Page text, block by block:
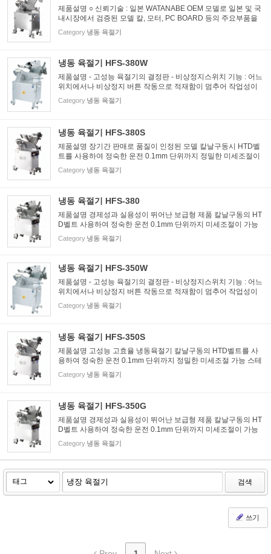
제품설명 ○ 신뢰기술 : 일본 WATANABE OEM 모델로 일본 및 국
내시장에서 검증된 모델 칼, 모터, PC BOARD 등의 주요부품을
일본 제품화하여 정밀제작된 최고급 모델 ○ 간편조작 : 0.1mm단
위까지 정밀한 두께조절 가능 ○ 청결설계 : 위생을 고려한 구조설
Category 냉동 육절기
냉동 육절기 HFS-380W
제품설명 - 고성능 육절기의 결정판 - 비상정지스위치 기능 : 어느
위치에서나 비상정지 버튼 작동으로 적재함이 멈추어 작업성이
편리함 - 원터치식으로 간편한 횡누름장치(특허출원) - 칼날 구동
시 HTD벨트를 사용하여 정숙한 운전 - 0.1mm 단위까지 정밀히...
Category 냉동 육절기
냉동 육절기 HFS-380S
제품설명 장기간 판매로 품질이 인정된 모델 칼날구동시 HTD벨
트를 사용하여 정숙한 운전 0.1mm 단위까지 정밀한 미세조절이
가능 스테인레스계열의 특수강으로 된 칼날 채용으로 내구성이
강함 (독일 G&B사 독점 공급 사용) 알룸미늄 재질에서 최고급
Category 냉동 육절기
냉동 육절기 HFS-380
제품설명 경제성과 실용성이 뛰어난 보급형 제품 칼날구동의 HT
D벨트 사용하여 정숙한 운전 0.1mm 단위까지 미세조절이 가능
스테인레스계열의 특수강으로 된 칼날 채용으로 내구성이 강함
(독일제 칼 옵션) 알루미늄 재질중 최고급 재질인 7A를 사형주조
Category 냉동 육절기
냉동 육절기 HFS-350W
제품설명 - 고성능 육절기의 결정판 - 비상정지스위치 기능 : 어느
위치에서나 비상정지 버튼 작동으로 적재함이 멈추어 작업성이
편리함 - 원터치식으로 간편한 횡누름장치(특허출원) - 칼날 구동
시 HTD벨트를 사용하여 정숙한 운전 - 0.1mm 단위까지 정밀히...
Category 냉동 육절기
냉동 육절기 HFS-350S
제품설명 고성능 고효율 냉동육절기 칼날구동의 HTD벨트를 사
용하여 정숙한 운전 0.1mm 단위까지 정밀한 미세조절 가능 스테
인레스 계열의 특수강으로 된 칼날 채용으로 내마모성이 뛰어나
내구성이 강함 알루미늄 재질에서 최고급 재질인 7A를 사형주조
Category 냉동 육절기
냉동 육절기 HFS-350G
제품설명 경제성과 실용성이 뛰어난 보급형 제품 칼날구동의 HT
D벨트 사용하여 정숙한 운전 0.1mm 단위까지 미세조절이 가능
스테인레스계열의 특수강으로 된 칼날 채용으로 내구성이 강함
(독일제 칼 옵션) 알루미늄 재질중 최고급 재질인 7A를 사형주조
하여...
Category 냉동 육절기
검색
쓰기